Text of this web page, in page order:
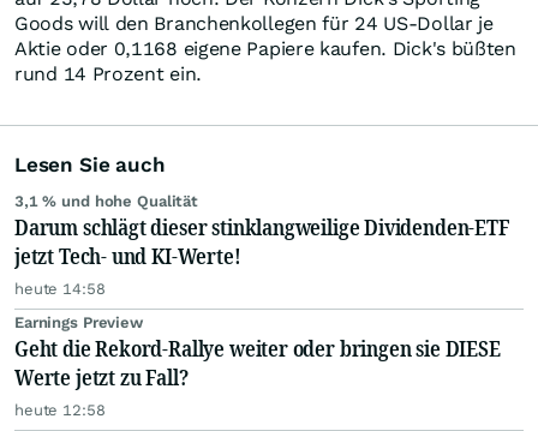
Goods will den Branchenkollegen für 24 US-Dollar je
Aktie oder 0,1168 eigene Papiere kaufen. Dick's büßten
rund 14 Prozent ein.
Lesen Sie auch
3,1 % und hohe Qualität
Darum schlägt dieser stinklangweilige Dividenden-ETF
jetzt Tech- und KI-Werte!
heute 14:58
Earnings Preview
Geht die Rekord-Rallye weiter oder bringen sie DIESE
Werte jetzt zu Fall?
heute 12:58